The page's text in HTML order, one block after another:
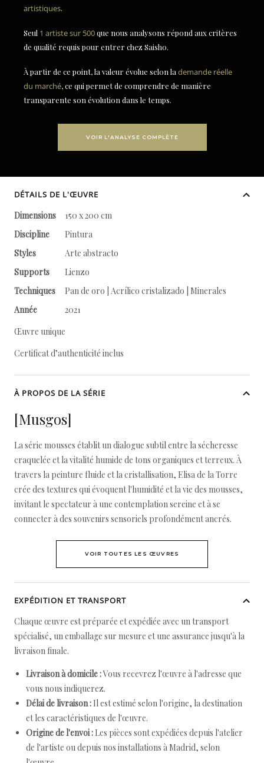
artistiques.
Seul 1 artiste sur 500que nous analysons répond aux critères
de qualité requis pour entrer chez Saisho.
À partir de ce point, la valeur évolue selon la demande réelle
du marché, ce qui permet de comprendre de manière
transparente son évolution dans le temps.
VOIR L'ANALYSE COMPLÈTE
DÉTAILS DE L'ŒUVRE
Dimensions
150 x 200 cm
Discipline
Pintura
Styles
Arte abstracto
Supports
Lienzo
Techniques
Pan de oro | Acrílico cristalizado | Minerales
Année
2021
Œuvre unique
Certificat d’authenticité inclus
À PROPOS DE LA SÉRIE
[Musgos]
La série mousses établit un dialogue subtil entre la sécheresse
craquelée et la vitalité humide de tons organiques et terreux. À
travers la peinture fluide et la cristallisation, Elisa de la Torre
crée des textures qui évoquent l'humidité et la vie des mousses,
invitant le spectateur à une contemplation sereine et à se
connecter à des souvenirs sensoriels profondément ancrés.
VOIR TOUTES LES ŒUVRES
EXPÉDITION ET TRANSPORT
Chaque œuvre est préparée et expédiée avec un transport
spécialisé, un emballage sur mesure et une assurance jusqu'à la
livraison finale.
Livraison à domicile :Vous recevrez l'œuvre à l'adresse que
vous nous indiquerez.
Délai de livraison : Il est estimé selon l'origine, la destination
et les caractéristiques de l'œuvre.
Origine de l'envoi : Les pièces sont expédiées depuis l'atelier
de l'artiste ou depuis nos installations à Madrid, selon